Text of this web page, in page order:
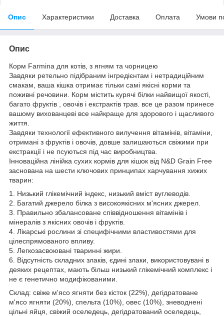
Опис Характеристики Доставка Оплата Умови
Опис
Корм Farmina для котів, з ягням та чорницею
Завдяки ретельно підібраним інгредієнтам і нетрадиційним
смакам, ваша кішка отримає тільки самі якісні корми та
поживні речовини. Корм містить курячі білки найвищої якості,
багато фруктів , овочів і екстрактів трав. все це разом принесе
вашому вихованцеві все найкраще для здорового і щасливого
життя.
Завдяки технології ефективного вилучення вітамінів, вітаміни,
отримані з фруктів і овочів, довше залишаються свіжими при
екстракції і не псуються під час виробництва.
Інноваційна лінійка сухих кормів для кішок від N&D Grain Free
заснована на шести ключових принципах харчування хижих
тварин:
1. Низький глікемічний індекс, низький вміст вуглеводів.
2. Багатий джерело білка з високоякісних м'ясних джерел.
3. Правильно збалансоване співвідношення вітамінів і
мінералів з якісних овочів і фруктів.
4. Лікарські рослини зі специфічними властивостями для
цілеспрямованого впливу.
5. Легкозасвоювані тваринні жири.
6. Відсутність складних злаків, єдині злаки, використовувані в
деяких рецептах, мають більш низький глікемічний комплекс і
не є генетично модифікованими.
Склад: свіже м'ясо ягняти без кісток (22%), дегідратоване
м'ясо ягняти (20%), спельта (10%), овес (10%), зневоднені
цільні яйця, свіжий оселедець, дегідратований оселедець,